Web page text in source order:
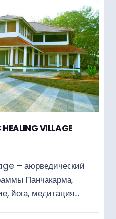
VILLAGE
– аюрведический
Панчакарма,
йога, медитация…